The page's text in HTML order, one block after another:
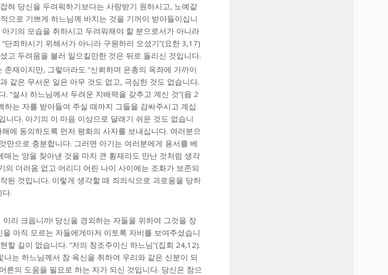
혀 당신을 두려워하기보다는 사랑받기 원하시고, 노예같
으로 기쁘게 하느님께 바치는 것을 기꺼이 받아들이십니
기의 모습을 취하시고 두려워해야 할 분으로서가 아니라
죄하시기 위해서가 아니라 구원하러 오셨기”(요한 3,17)
고 두려움을 불러 일으킬만한 것은 뒤로 돌리신 것입니다.
재이지만, 그렇더라도 “신뢰하며 은총의 옥좌에 가까이
같은 무서운 일은 아무 것도 없고, 극심한 것도 없습니다.
“설사 하느님께서 두려운 지배력을 갖추고 계신 것”(욥 2
는 자를 받아들여 주실 때까지 그들을 감싸주시고 계십
다. 아기의 이 마음 이상으로 달래기 쉬운 것도 없습니
에 동의하도록 먼저 평화의 사자를 보내십니다. 여러분으
만으로 충분합니다. 그러면 아기는 여러분에게 용서를 베
는 양을 찾아낸 것을 마치 큰 횡재라도 만난 것처럼 생각
더러움 없고 어리디 어린 나이 사이에는 조화가 보존되
된 것입니다. 이렇게 생각할 때 죄의식으로 괴로움을 당하
.
리 크옵니까! 당신을 경외하는 자들을 위하여 그것을 장
아직 모르는 자들에게마저 이토록 자비를 보여주셨습니
할 길이 없습니다. “저의 창조주이신 하느님”(집회 24,12).
는 하느님께서 참 육신을 취하여 우리와 같은 신분이 되
의 도움을 필요로 하는 자가 되신 것입니다. 당신은 참으